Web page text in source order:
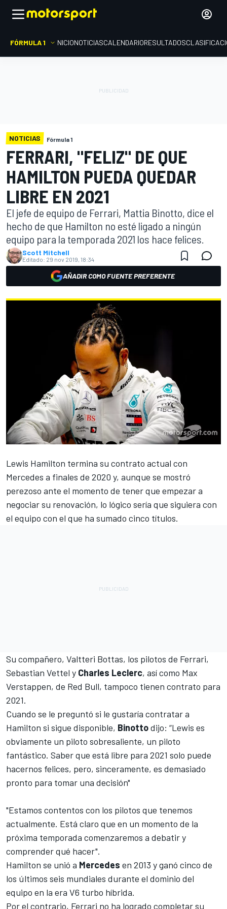
FÓRMULA 1 INICIONOTICIASCALENDARIORESULTADOS
NOTICIAS Fórmula 1
FERRARI, "FELIZ" DE QUE
HAMILTON PUEDA QUEDAR
LIBRE EN 2021
El jefe de equipo de Ferrari, Mattia Binotto, dice el
hecho de que Hamilton no esté ligado a ningún
equipo para la temporada 2021 los hace felices.
Scott Mitchell
Editado: 29 nov 2019, 18:34
AÑADIR COMO FUENTE PREFERENTE
Lewis Hamilton termina su contrato actual con
Mercedes a finales de 2020 y, aunque se mostró
perezoso ante el momento de tener que empezar a
negociar su renovación, lo lógico sería que siguiera con
el equipo con el que ha sumado cinco títulos.
Su compañero, Valtteri Bottas, los pilotos de Ferrari,
Sebastian Vettel y Charles Leclerc, así como Max
Verstappen, de Red Bull, tampoco tienen contrato para
2021.
Cuando se le preguntó si le gustaría contratar a
Hamilton si sigue disponible, Binottodijo: “Lewis es
obviamente un piloto sobresaliente, un piloto
fantástico. Saber que está libre para 2021 solo puede
hacernos felices, pero, sinceramente, es demasiado
pronto para tomar una decisión"
"Estamos contentos con los pilotos que tenemos
actualmente. Está claro que en un momento de la
próxima temporada comenzaremos a debatir y
comprender qué hacer".
Hamilton se unió a Mercedes en 2013 y ganó cinco de
los últimos seis mundiales durante el dominio del
equipo en la era V6 turbo híbrida.
Por el contrario, Ferrari no ha logrado completar su